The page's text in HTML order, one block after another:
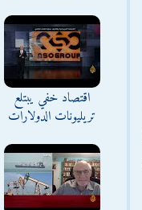
اقتصاد خفي يبتلع
تريليونات الدولارات